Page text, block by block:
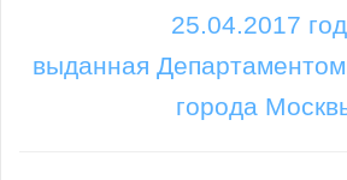
25.04.2017
выданная
города